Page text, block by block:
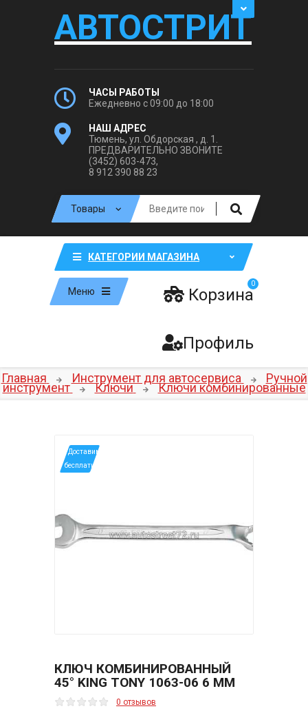
АВТОСТРИТ
ЧАСЫ РАБОТЫ
Ежедневно с 09:00 до 18:00
НАШ АДРЕС
Тюмень, ул. Обдорская , д. 1.
ПРЕДВАРИТЕЛЬНО ЗВОНИТЕ
(3452) 603-473,
8 912 390 88 23
КАТЕГОРИИ МАГАЗИНА
Меню Корзина
0
Профиль
Главная Инструмент для автосервиса Ручной
инструмент Ключи Ключи комбинированные
*Доставим
бесплатно
КЛЮЧ КОМБИНИРОВАННЫЙ
45° KING TONY 1063-06 6 ММ
0 отзывов